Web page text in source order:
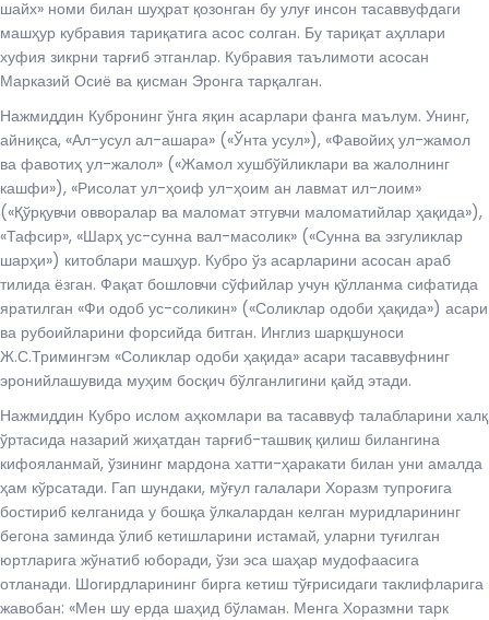
шайх» номи билан шуҳрат қозонган бу улуғ инсон тасаввуфдаги
машҳур кубравия тариқатига асос солган. Бу тариқат аҳллари
хуфия зикрни тарғиб этганлар. Кубравия таълимоти асосан
Марказий Осиё ва қисман Эронга тарқалган.
Нажмиддин Кубронинг ўнга яқин асарлари фанга маълум. Унинг,
айниқса, «Ал-усул ал-ашара» («Ўнта усул»), «Фавойиҳ ул-жамол
ва фавотиҳ ул-жалол» («Жамол хушбўйликлари ва жалолнинг
кашфи»), «Рисолат ул-ҳоиф ул-ҳоим ан лавмат ил-лоим»
(«Қўрқувчи овворалар ва маломат этгувчи маломатийлар ҳақида»),
«Тафсир», «Шарҳ ус-сунна вал-масолик» («Сунна ва эзгуликлар
шарҳи») китоблари машҳур. Кубро ўз асарларини асосан араб
тилида ёзган. Фақат бошловчи сўфийлар учун қўлланма сифатида
яратилган «Фи одоб ус-соликин» («Соликлар одоби ҳақида») асари
ва рубоийларини форсийда битган. Инглиз шарқшуноси
Ж.С.Тримингэм «Соликлар одоби ҳақида» асари тасаввуфнинг
эронийлашувида муҳим босқич бўлганлигини қайд этади.
Нажмиддин Кубро ислом аҳкомлари ва тасаввуф талабларини халқ
ўртасида назарий жиҳатдан тарғиб-ташвиқ қилиш билангина
кифояланмай, ўзининг мардона хатти-ҳаракати билан уни амалда
ҳам кўрсатади. Гап шундаки, мўғул галалари Хоразм тупроғига
бостириб келганида у бошқа ўлкалардан келган муридларининг
бегона заминда ўлиб кетишларини истамай, уларни туғилган
юртларига жўнатиб юборади, ўзи эса шаҳар мудофаасига
отланади. Шогирдларининг бирга кетиш тўғрисидаги таклифларига
жавобан: «Мен шу ерда шаҳид бўламан. Менга Хоразмни тарк